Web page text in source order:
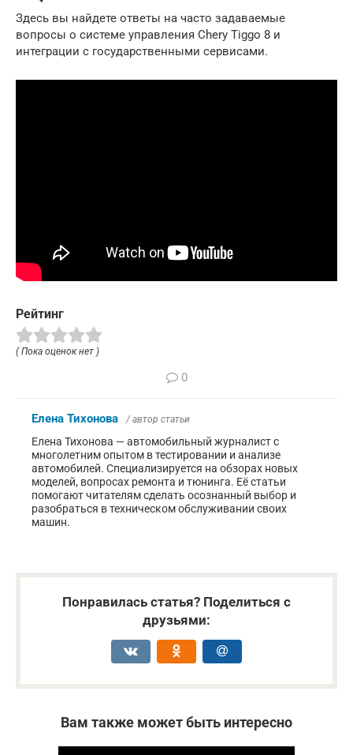
Здесь вы найдете ответы на часто задаваемые
вопросы о системе управления Chery Tiggo 8 и
интеграции с государственными сервисами.
Рейтинг
( Пока оценок нет )
0
Елена Тихонова / автор статьи
Елена Тихонова — автомобильный журналист с
многолетним опытом в тестировании и анализе
автомобилей. Специализируется на обзорах новых
моделей, вопросах ремонта и тюнинга. Её статьи
помогают читателям сделать осознанный выбор и
разобраться в техническом обслуживании своих
машин.
Понравилась статья? Поделиться с
друзьями:
Вам также может быть интересно